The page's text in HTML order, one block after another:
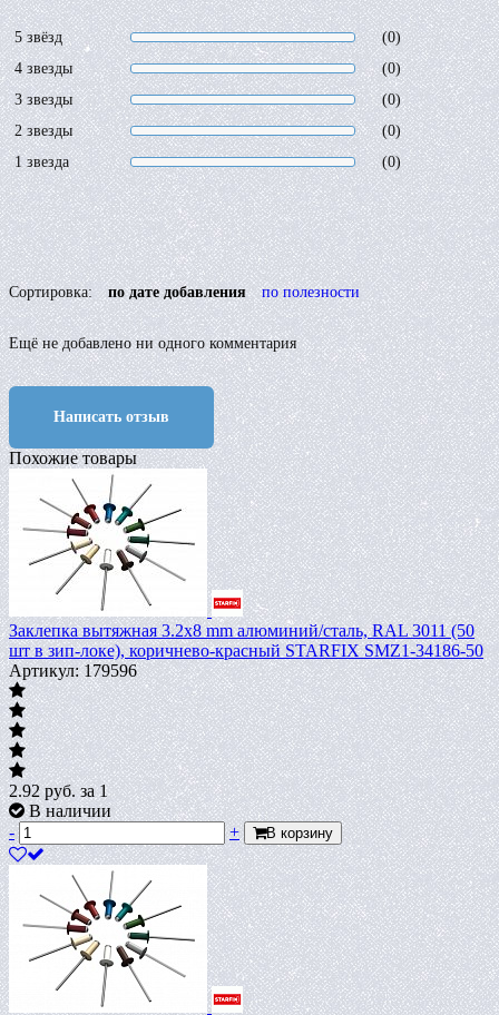
5 звёзд
(0)
4 звезды
(0)
3 звезды
(0)
2 звезды
(0)
1 звезда
(0)
Сортировка: по дате добавления по полезности
Ещё не добавлено ни одного комментария
Написать отзыв
Похожие товары
Заклепка вытяжная 3.2х8 mm алюминий/сталь, RAL 3011 (50
шт в зип-локе), коричнево-красный STARFIX SMZ1-34186-50
Артикул: 179596
2.92руб.за 1
В наличии
-
+ В корзину